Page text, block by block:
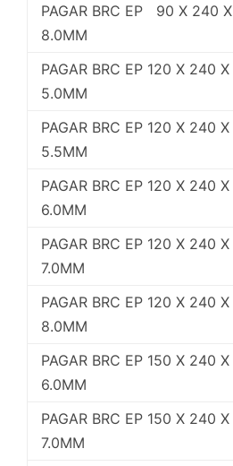
PAGAR BRC EP 90 X 240 X
8.0MM
PAGAR BRC EP 120 X 240 X
5.0MM
PAGAR BRC EP 120 X 240 X
5.5MM
PAGAR BRC EP 120 X 240 X
6.0MM
PAGAR BRC EP 120 X 240 X
7.0MM
PAGAR BRC EP 120 X 240 X
8.0MM
PAGAR BRC EP 150 X 240 X
6.0MM
PAGAR BRC EP 150 X 240 X
7.0MM